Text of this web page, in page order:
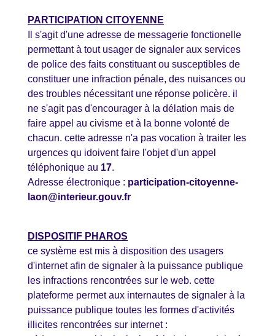
PARTICIPATION CITOYENNE
Il s'agit d'une adresse de messagerie fonctionelle
permettant à tout usager de signaler aux services
de police des faits constituant ou susceptibles de
constituer une infraction pénale, des nuisances ou
des troubles nécessitant une réponse policère. il
ne s'agit pas d'encourager à la délation mais de
faire appel au civisme et à la bonne volonté de
chacun. cette adresse n'a pas vocation à traiter les
urgences qu idoivent faire l'objet d'un appel
téléphonique au 17.
Adresse électronique : participation-citoyenne-
laon@interieur.gouv.fr
DISPOSITIF PHAROS
ce système est mis à disposition des usagers
d'internet afin de signaler à la puissance publique
les infractions rencontrées sur le web. cette
plateforme permet aux internautes de signaler à la
puissance publique toutes les formes d'activités
illicites rencontrées sur internet :